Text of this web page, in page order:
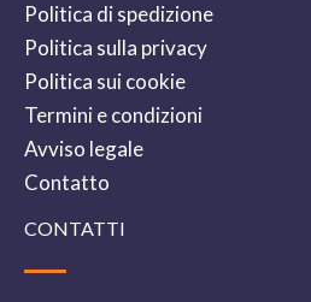
Politica di spedizione
Politica sulla privacy
Politica sui cookie
Termini e condizioni
Avviso legale
Contatto
CONTATTI